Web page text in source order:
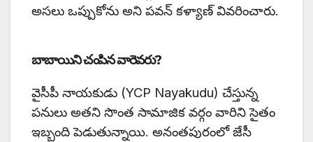
అసలు ఒప్పుకోను అని పవన్ కళ్యాణ్ వివరించారు.
బాబాయిని చంపిన వారెవరు?
వైసీపీ నాయకుడు (YCP Nayakudu) చేస్తున్న
పనులు అతని సొంత సామాజిక వర్గం వారిని సైతం
ఇబ్బంది పెడుతున్నాయి. అనంతపురంలో జేసీ